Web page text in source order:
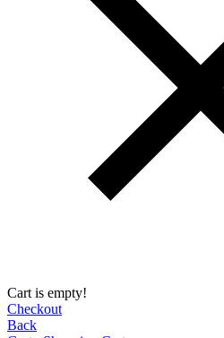
Cart is empty!
Checkout
Back